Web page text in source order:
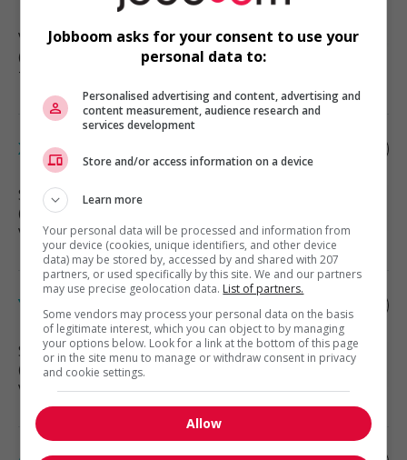
Vancouver, BC
(20 km)
Technologies et médias numériques
X
Surrey, BC
(20 km)
Vente, achat et service à la clientèle
Yard
Surrey, BC
(20 km)
Vente, achat et service à la clientèle
Jobboom asks for your consent to use your
personal data to:
Personalised advertising and content, advertising and
content measurement, audience research and
services development
Store and/or access information on a device
Learn more
Your personal data will be processed and information from
your device (cookies, unique identifiers, and other device
data) may be stored by, accessed by and shared with 207
partners, or used specifically by this site. We and our partners
may use precise geolocation data. List of partners.
Some vendors may process your personal data on the basis
of legitimate interest, which you can object to by managing
your options below. Look for a link at the bottom of this page
or in the site menu to manage or withdraw consent in privacy
and cookie settings.
Allow